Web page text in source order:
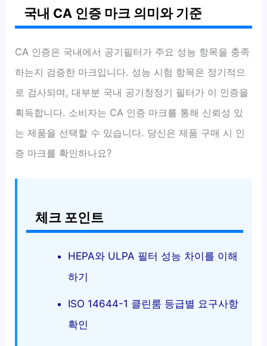
국내 CA 인증 마크 의미와 기준
CA 인증은 국내에서 공기필터가 주요 성능 항목을 충족
하는지 검증한 마크입니다. 성능 시험 항목은 정기적으
로 검사되며, 대부분 국내 공기청정기 필터가 이 인증을
획득합니다. 소비자는 CA 인증 마크를 통해 신뢰성 있
는 제품을 선택할 수 있습니다. 당신은 제품 구매 시 인
증 마크를 확인하나요?
체크 포인트
HEPA와 ULPA 필터 성능 차이를 이해
하기
ISO 14644-1 클린룸 등급별 요구사항
확인